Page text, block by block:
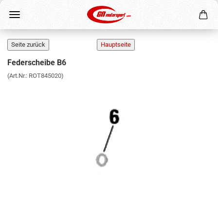
Federscheibe B6
(Art.Nr.: ROT845020)